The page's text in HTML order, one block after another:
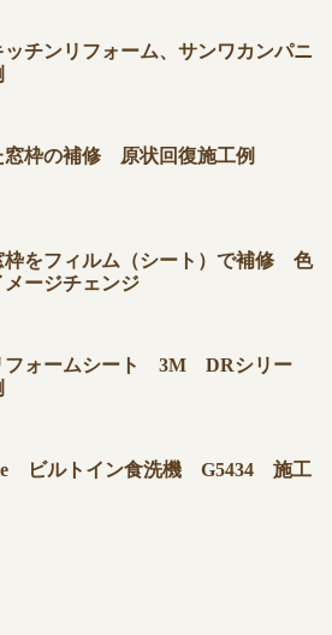
ッチンリフォーム、サンワカンパニ
窓枠の補修 原状回復施工例
枠をフィルム（シート）で補修 色
メージチェンジ
フォームシート 3M DRシリー
ビルトイン食洗機 G5434 施工